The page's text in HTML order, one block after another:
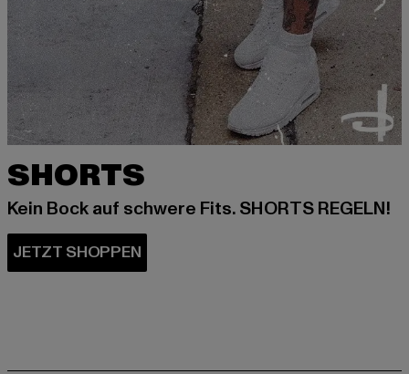
SHORTS
Kein Bock auf schwere Fits. SHORTS REGELN!